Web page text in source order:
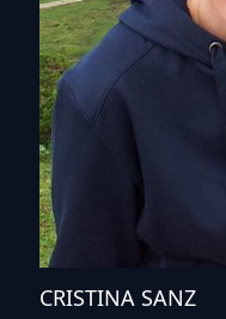
CRISTINA SANZ